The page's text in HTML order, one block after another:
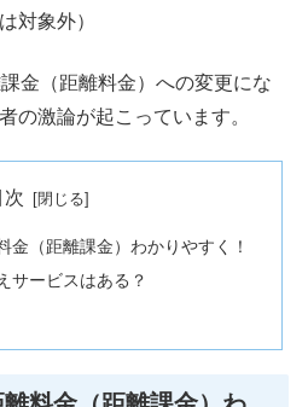
対象外）
金（距離料金）への変更にな
の激論が起こっています。
次
金（距離課金）わかりやすく！
サービスはある？